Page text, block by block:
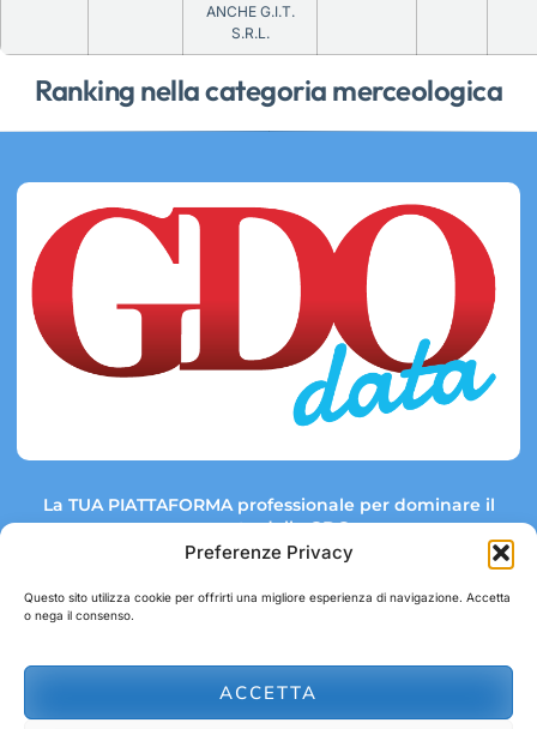
Preferenze Privacy
Questo sito utilizza cookie per offrirti una migliore esperienza di navigazione. Accetta
o nega il consenso.
ACCETTA
Ranking nella categoria merceologica
ANCHE G.I.T.
S.R.L.
La TUA PIATTAFORMA professionale per dominare il
mercato della GDO.
Link rapidi:
abbonamenti@gdodata.it